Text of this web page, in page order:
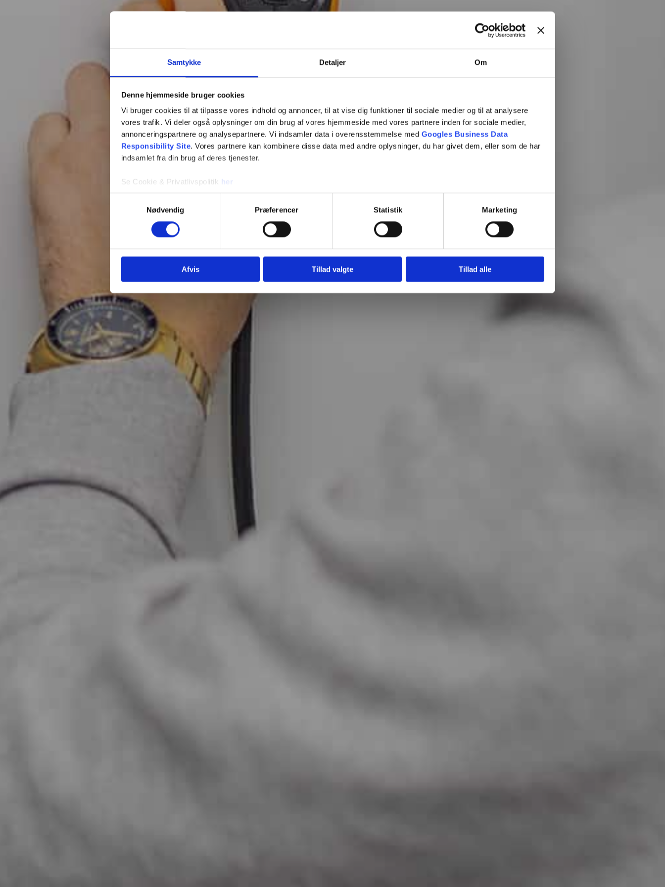
Samtykke Detaljer Om
Denne hjemmeside bruger cookies
Vi bruger cookies til at tilpasse vores indhold og annoncer, til at vise dig funktioner til sociale medier og til at analysere
vores trafik. Vi deler også oplysninger om din brug af vores hjemmeside med vores partnere inden for sociale medier,
annonceringspartnere og analysepartnere. Vi indsamler data i overensstemmelse med Googles Business Data
Responsibility Site. Vores partnere kan kombinere disse data med andre oplysninger, du har givet dem, eller som de har
indsamlet fra din brug af deres tjenester.
Se Cookie & Privatlivspolitik her
Nødvendig
Præferencer Statistik Marketing
Afvis Tillad valgte Tillad alle